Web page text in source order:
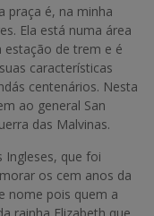
praça é, na minha
Ela está numa área
estação de trem e é
características
centenários. Nesta
ao general San
das Malvinas.
Ingleses, que foi
os cem anos da
nome pois quem a